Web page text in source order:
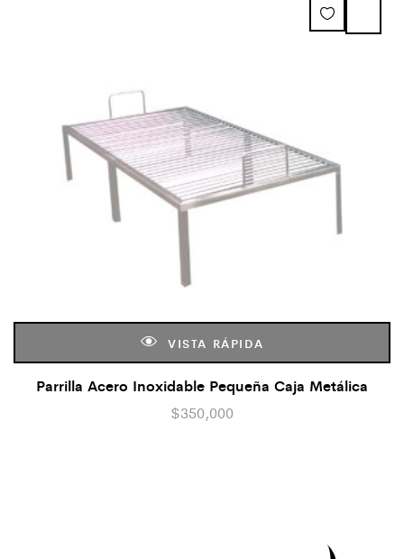
VISTA RÁPIDA
Parrilla Acero Inoxidable Pequeña Caja Metálica
$350,000